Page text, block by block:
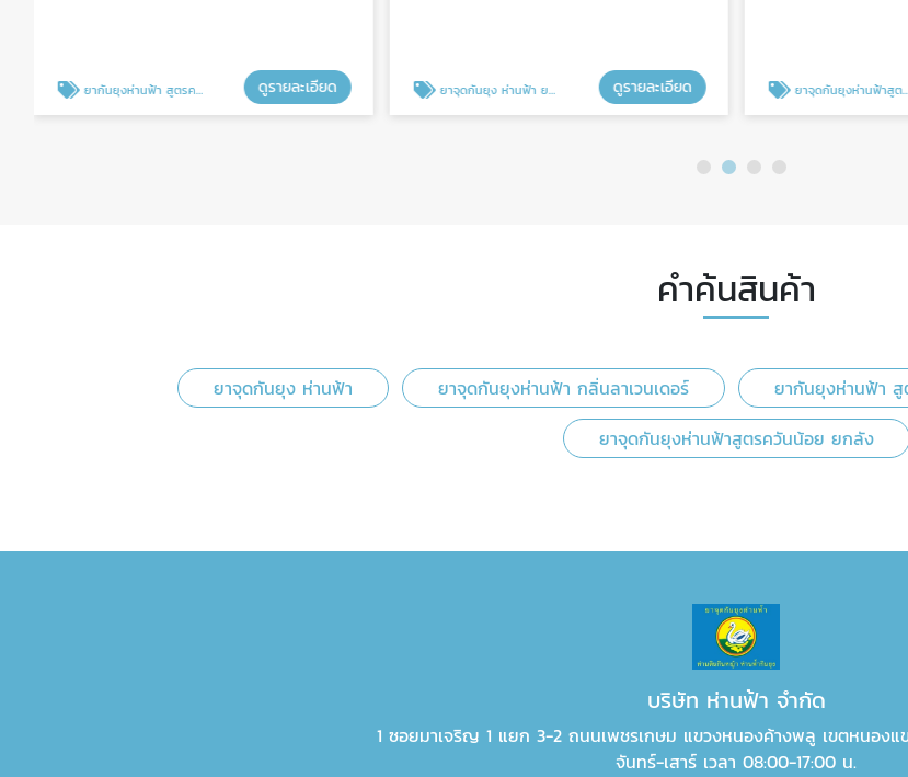
ยากันยุงห่านฟ้า สูตรควันน้อย ดูรายละเอียด ยาจุดกันยุง ห่านฟ้า ยกลัง ดูรายละเอียด ยาจุดกันยุงห่านฟ้าสูตรควันน้อย ยกลัง
คำค้นสินค้า
ยาจุดกันยุง ห่านฟ้า ยาจุดกันยุงห่านฟ้า กลิ่นลาเวนเดอร์ ยากันยุงห่านฟ้า
ยาจุดกันยุงห่านฟ้าสูตรควันน้อย ยกลัง
บริษัท ห่านฟ้า จำกัด
1 ซอยมาเจริญ 1 แยก 3-2 ถนนเพชรเกษม แขวงหนองค้างพลู เขตหนองแ
จันทร์-เสาร์ เวลา 08:00-17:00 น.